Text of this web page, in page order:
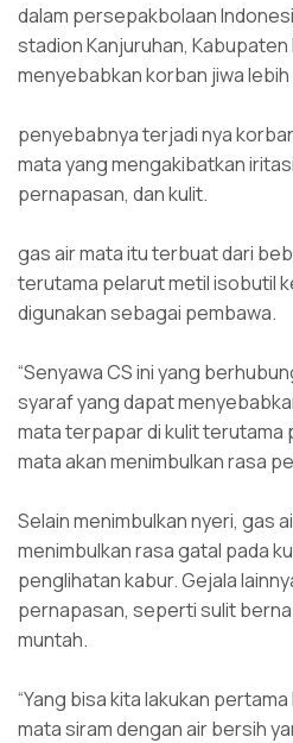
dalam persepakbolaan
stadion Kanjuruhan, Kabupaten
menyebabkan korban jiwa lebih
penyebabnya terjadi nya
mata yang mengakibatkan
pernapasan, dan kulit.
gas air mata itu terbuat dari
terutama pelarut metil isobutil
digunakan sebagai pembawa.
“Senyawa CS ini yang
syaraf yang dapat
mata terpapar di kulit terutama
mata akan menimbulkan rasa
Selain menimbulkan nyeri, gas
menimbulkan rasa gatal pada
penglihatan kabur. Gejala
pernapasan, seperti sulit
muntah.
“Yang bisa kita lakukan
mata siram dengan air bersih